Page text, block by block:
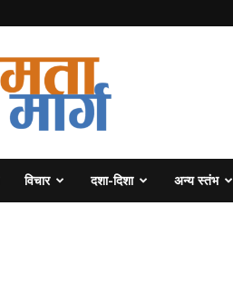
विचार दशा-दिशा अन्य स्तंभ